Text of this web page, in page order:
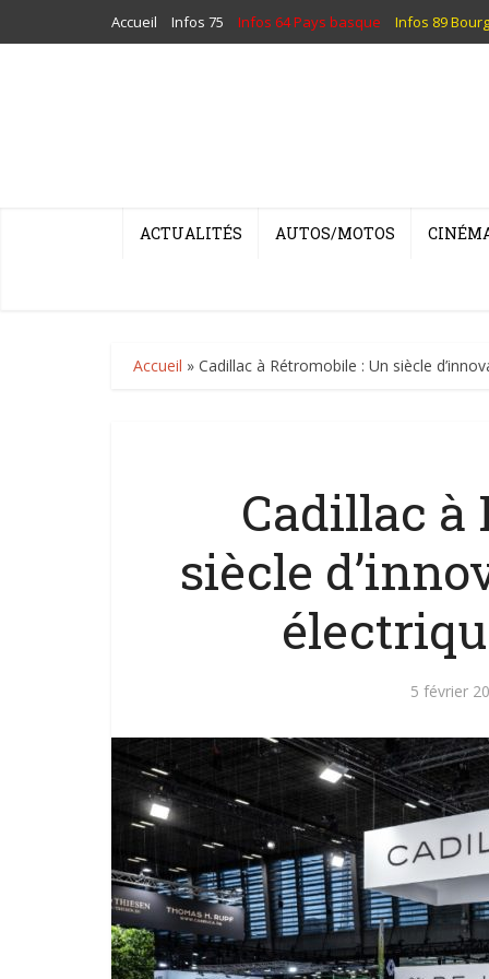
Accueil Infos 75 Infos 64 Pays basque Infos 89
ACTUALITÉS AUTOS/MOTOS
Accueil » Cadillac à Rétromobile : Un siècle
Cadillac à
siècle
5 février